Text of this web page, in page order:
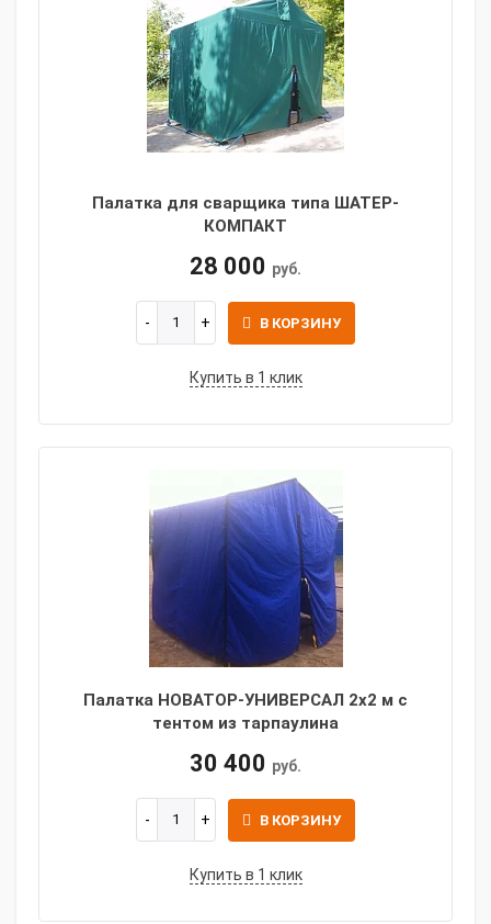
Палатка для сварщика типа ШАТЕР-
КОМПАКТ
28 000 руб.
В КОРЗИНУ
Купить в 1 клик
Палатка НОВАТОР-УНИВЕРСАЛ 2x2 м с
тентом из тарпаулина
30 400 руб.
В КОРЗИНУ
Купить в 1 клик